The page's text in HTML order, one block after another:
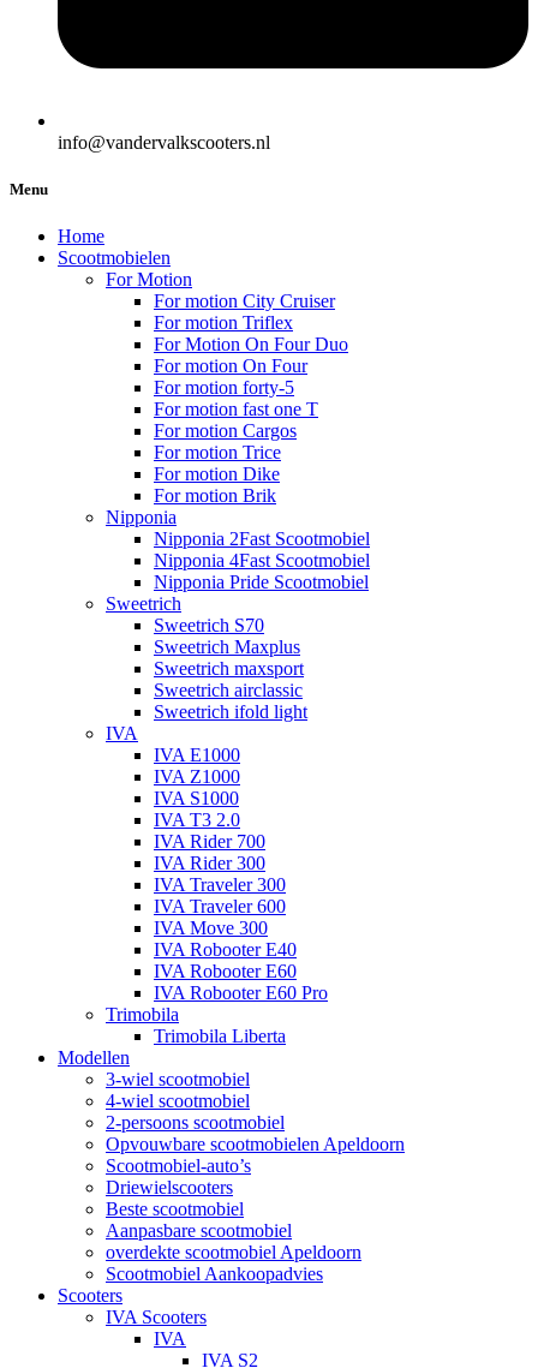
info@vandervalkscooters.nl
Menu
Home
Scootmobielen
For Motion
For motion City Cruiser
For motion Triflex
For Motion On Four Duo
For motion On Four
For motion forty-5
For motion fast one T
For motion Cargos
For motion Trice
For motion Dike
For motion Brik
Nipponia
Nipponia 2Fast Scootmobiel
Nipponia 4Fast Scootmobiel
Nipponia Pride Scootmobiel
Sweetrich
Sweetrich S70
Sweetrich Maxplus
Sweetrich maxsport
Sweetrich airclassic
Sweetrich ifold light
IVA
IVA E1000
IVA Z1000
IVA S1000
IVA T3 2.0
IVA Rider 700
IVA Rider 300
IVA Traveler 300
IVA Traveler 600
IVA Move 300
IVA Robooter E40
IVA Robooter E60
IVA Robooter E60 Pro
Trimobila
Trimobila Liberta
Modellen
3-wiel scootmobiel
4-wiel scootmobiel
2-persoons scootmobiel
Opvouwbare scootmobielen Apeldoorn
Scootmobiel-auto’s
Driewielscooters
Beste scootmobiel
Aanpasbare scootmobiel
overdekte scootmobiel Apeldoorn
Scootmobiel Aankoopadvies
Scooters
IVA Scooters
IVA
IVA S2